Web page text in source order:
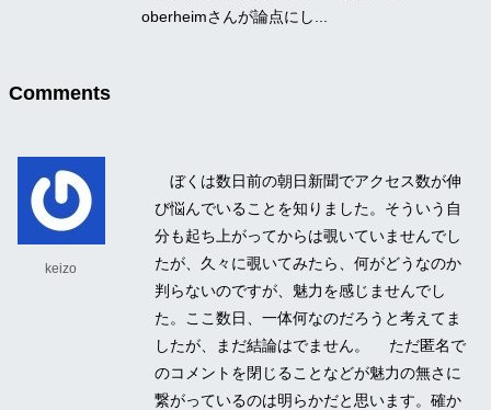
oberheimさんが論点にし...
Comments
keizo
ぼくは数日前の朝日新聞でアクセス数が伸
び悩んでいることを知りました。そういう自
分も起ち上がってからは覗いていませんでし
たが、久々に覗いてみたら、何がどうなのか
判らないのですが、魅力を感じませんでし
た。ここ数日、一体何なのだろうと考えてま
したが、まだ結論はでません。 ただ匿名で
のコメントを閉じることなどが魅力の無さに
繋がっているのは明らかだと思います。確か